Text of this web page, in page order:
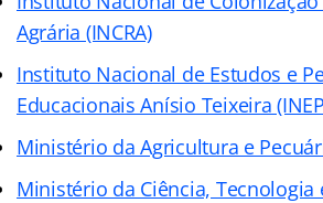
Agrária (INCRA)
Instituto Nacional de Estudos e
Educacionais Anísio Teixeira
Ministério da Agricultura e
Ministério da Ciência, Tecnologia